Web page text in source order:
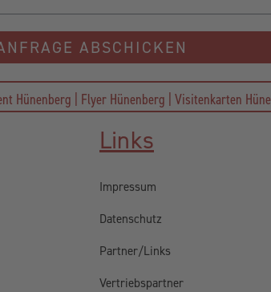
ABSCHICKEN
Hünenberg | Flyer Hünenberg | Visitenkarten
Links
Impressum
Datenschutz
Partner/Links
Vertriebspartner